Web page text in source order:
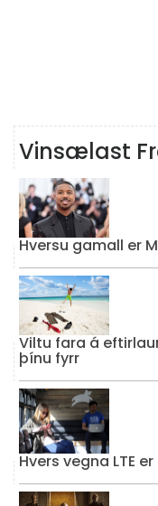
Vinsælast
Hversu gamall er
Viltu fara á
þínu fyrr
Hvers vegna LTE